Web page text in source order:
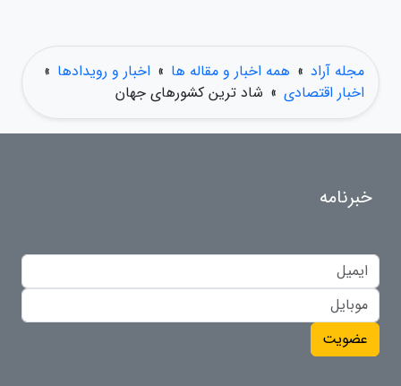
مجله آراد » همه اخبار و مقاله ها » اخبار و رویدادها »
اخبار اقتصادی » شاد ترین کشورهای جهان
خبرنامه
عضویت